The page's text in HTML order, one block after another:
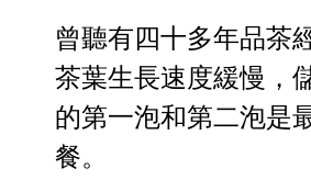
曾聽有四十多年品茶
茶葉生長速度緩慢，
的第一泡和第二泡是
餐。